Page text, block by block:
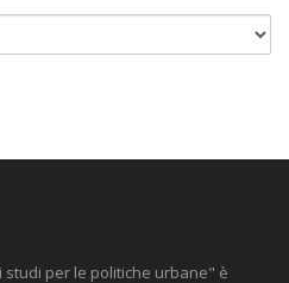
studi per le politiche urbane" è